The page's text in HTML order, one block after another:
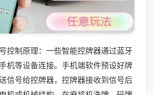
控制原理：一些智能控牌器通过蓝牙
机等设备连接。手机端软件预设好牌
信号给控牌器，控牌器接收到信号后